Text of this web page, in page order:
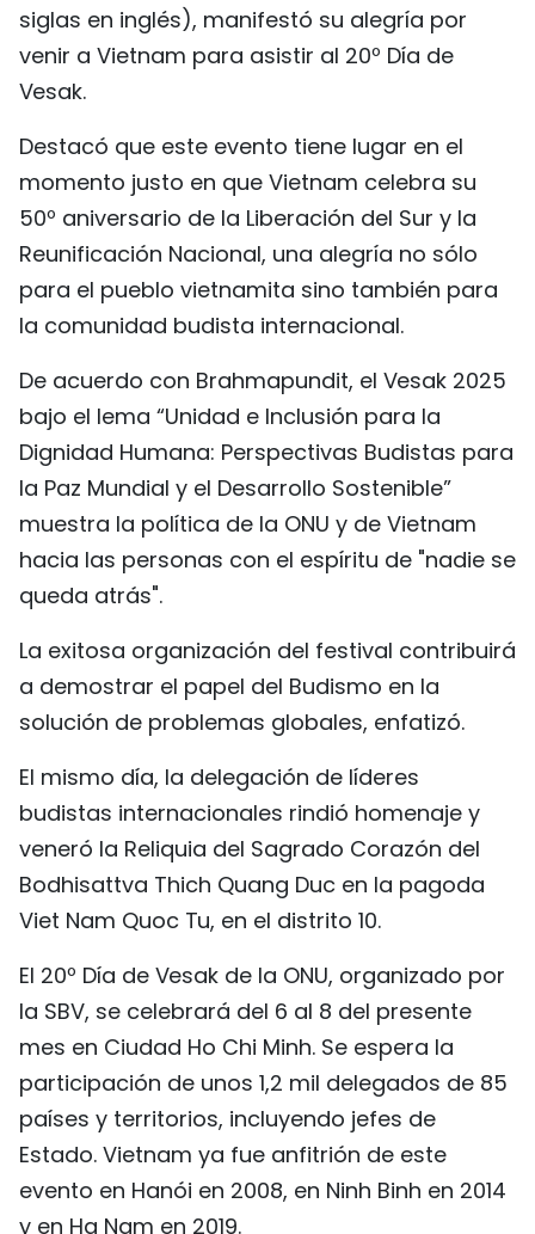
siglas en inglés), manifestó su alegría por
venir a Vietnam para asistir al 20º Día de
Vesak.
Destacó que este evento tiene lugar en el
momento justo en que Vietnam celebra su
50º aniversario de la Liberación del Sur y la
Reunificación Nacional, una alegría no sólo
para el pueblo vietnamita sino también para
la comunidad budista internacional.
De acuerdo con Brahmapundit, el Vesak 2025
bajo el lema “Unidad e Inclusión para la
Dignidad Humana: Perspectivas Budistas para
la Paz Mundial y el Desarrollo Sostenible”
muestra la política de la ONU y de Vietnam
hacia las personas con el espíritu de "nadie se
queda atrás".
La exitosa organización del festival contribuirá
a demostrar el papel del Budismo en la
solución de problemas globales, enfatizó.
El mismo día, la delegación de líderes
budistas internacionales rindió homenaje y
veneró la Reliquia del Sagrado Corazón del
Bodhisattva Thich Quang Duc en la pagoda
Viet Nam Quoc Tu, en el distrito 10.
El 20º Día de Vesak de la ONU, organizado por
la SBV, se celebrará del 6 al 8 del presente
mes en Ciudad Ho Chi Minh. Se espera la
participación de unos 1,2 mil delegados de 85
países y territorios, incluyendo jefes de
Estado. Vietnam ya fue anfitrión de este
evento en Hanói en 2008, en Ninh Binh en 2014
y en Ha Nam en 2019.